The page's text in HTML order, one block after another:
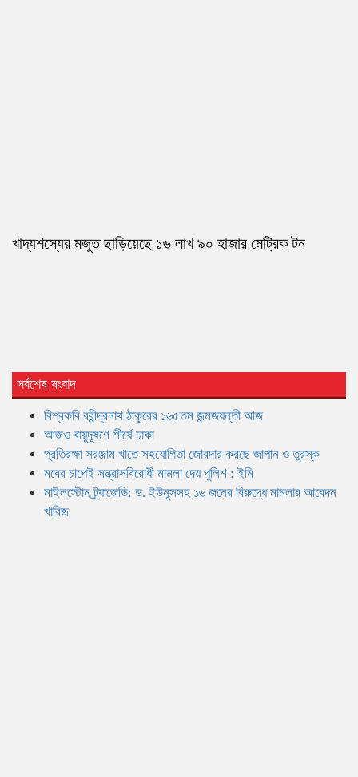
খাদ্যশস্যের মজুত ছাড়িয়েছে ১৬ লাখ ৯০ হাজার মেট্রিক টন
সর্বশেষ ষংবাদ
বিশ্বকবি রবীন্দ্রনাথ ঠাকুরের ১৬৫তম জন্মজয়ন্তী আজ
আজও বায়ুদূষণে শীর্ষে ঢাকা
প্রতিরক্ষা সরঞ্জাম খাতে সহযোগিতা জোরদার করছে জাপান ও তুরস্ক
মবের চাপেই সন্ত্রাসবিরোধী মামলা দেয় পুলিশ : ইমি
মাইলস্টোন ট্র্যাজেডি: ড. ইউনূসসহ ১৬ জনের বিরুদ্ধে মামলার আবেদন
খারিজ